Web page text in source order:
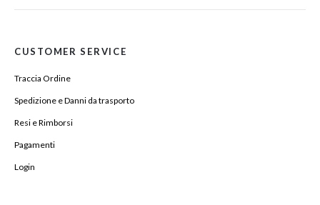
CUSTOMER SERVICE
Traccia Ordine
Spedizione e Danni da trasporto
Resi e Rimborsi
Pagamenti
Login